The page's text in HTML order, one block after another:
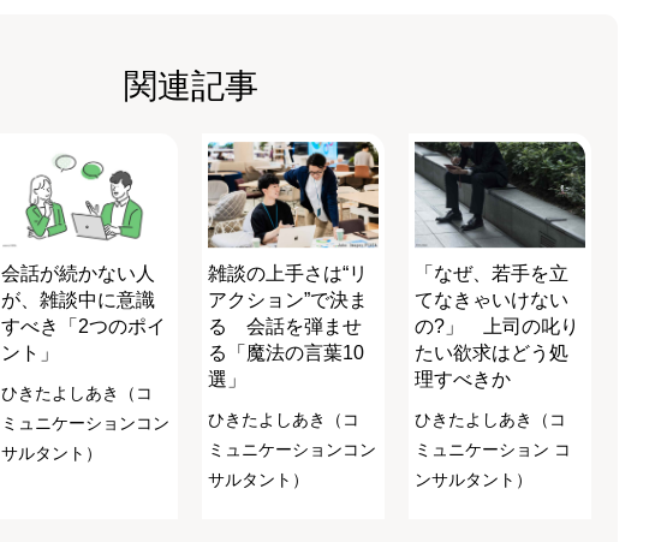
関連記事
会話が続かない人
が、雑談中に意識
すべき「2つのポイ
ント」
ひきたよしあき（コ
ミュニケーションコン
サルタント）
雑談の上手さは“リ
アクション”で決ま
る 会話を弾ませ
る「魔法の言葉10
選」
ひきたよしあき（コ
ミュニケーションコン
サルタント）
「なぜ、若手を立
てなきゃいけない
の?」 上司の叱り
たい欲求はどう処
理すべきか
ひきたよしあき（コ
ミュニケーション コ
ンサルタント）